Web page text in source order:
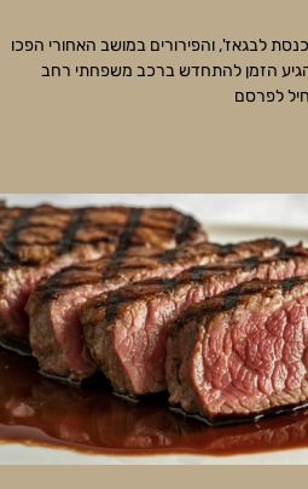
לבגאז', והפירורים במושב האחורי הפכו
הזמן להתחדש ברכב משפחתי רחב
לפרסם